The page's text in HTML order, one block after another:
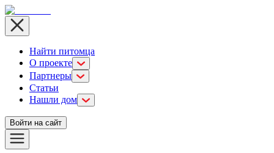
Найти питомца
О проекте
Партнеры
Статьи
Нашли дом
Войти на сайт